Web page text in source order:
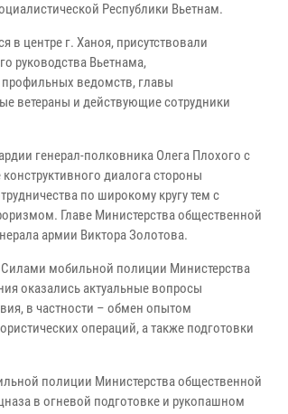
Республики Вьетнам.
в центре г. Ханоя, присутствовали
руководства Вьетнама,
ведомств, главы
ветераны и действующие сотрудники
генерал-полковника Олега Плохого с
диалога стороны
по широкому кругу тем с
Главе Министерства общественной
армии Виктора Золотова.
мобильной полиции Министерства
оказались актуальные вопросы
в частности – обмен опытом
операций, а также подготовки
полиции Министерства общественной
в огневой подготовке и рукопашном